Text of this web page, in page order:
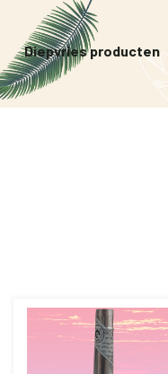
Diepvries producten